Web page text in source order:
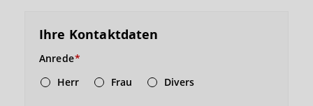
Ihre Kontaktdaten
Anrede
Herr
Frau Divers